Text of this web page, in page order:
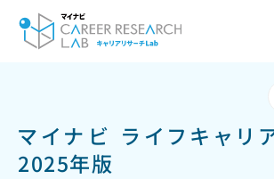
マイナビ ライフキャリ
2025年版